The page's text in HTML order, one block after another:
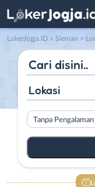
LokerJogja.ID > Sleman >
Lokasi
Tanpa Pengalaman